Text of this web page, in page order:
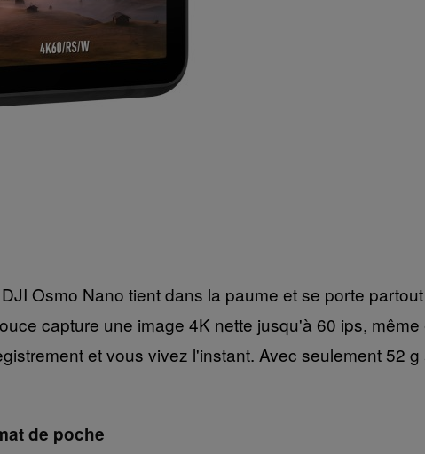
Osmo Nano tient dans la paume et se porte
capture une image 4K nette jusqu'à 60 ips,
et vous vivez l'instant. Avec seulement 52
de poche